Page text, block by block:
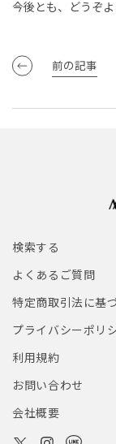
今後とも、どうぞ
前の記事
検索する
よくあるご質問
特定商取引法に基
プライバシーポリ
利用規約
お問い合わせ
会社概要